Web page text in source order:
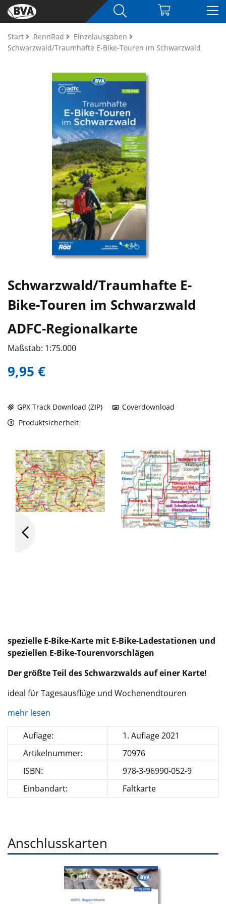
Start RennRad
Einzelausgaben
Schwarzwald/Traumhafte E-Bike-Touren im Schwarzwald
Schwarzwald/Traumhafte E-
Bike-Touren im Schwarzwald
ADFC-Regionalkarte
Maßstab: 1:75.000
9,95 €
GPX Track Download (ZIP)
Coverdownload
Produktsicherheit
spezielle E-Bike-Karte mit E-Bike-Ladestationen und
speziellen E-Bike-Tourenvorschlägen
Der größte Teil des Schwarzwalds auf einer Karte!
ideal für Tagesausflüge und Wochenendtouren
mehr lesen
Auflage:
1. Auflage 2021
Artikelnummer:
70976
ISBN:
978-3-96990-052-9
Einbandart:
Faltkarte
Anschlusskarten